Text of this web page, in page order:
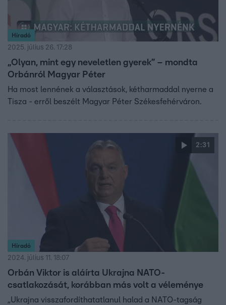
Híradó
2025. július 26. 17:28
„Olyan, mint egy neveletlen gyerek” – mondta
Orbánról Magyar Péter
Ha most lennének a választások, kétharmaddal nyerne a
Tisza - erről beszélt Magyar Péter Székesfehérváron.
2:31
Híradó
2024. július 11. 18:07
Orbán Viktor is aláírta Ukrajna NATO-
csatlakozását, korábban más volt a véleménye
„Ukrajna visszafordíthatatlanul halad a NATO-tagság